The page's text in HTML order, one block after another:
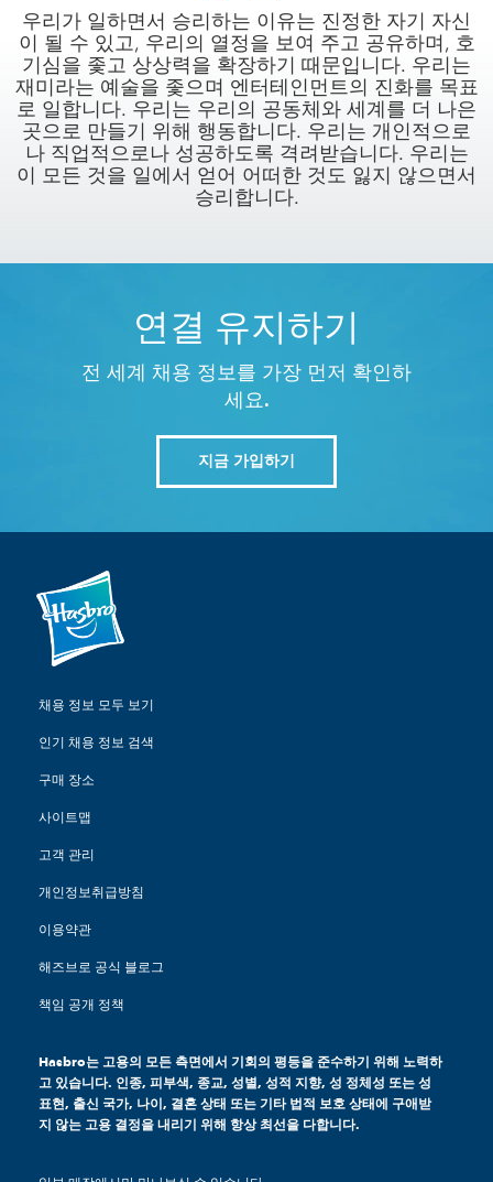
우리가 일하면서 승리하는 이유는 진정한 자기 자신
이 될 수 있고, 우리의 열정을 보여 주고 공유하며, 호
기심을 좇고 상상력을 확장하기 때문입니다. 우리는
재미라는 예술을 좇으며 엔터테인먼트의 진화를 목표
로 일합니다. 우리는 우리의 공동체와 세계를 더 나은
곳으로 만들기 위해 행동합니다. 우리는 개인적으로
나 직업적으로나 성공하도록 격려받습니다. 우리는
이 모든 것을 일에서 얻어 어떠한 것도 잃지 않으면서
승리합니다.
연결 유지하기
전 세계 채용 정보를 가장 먼저 확인하
세요.
지금 가입하기
채용 정보 모두 보기
인기 채용 정보 검색
구매 장소
사이트맵
고객 관리
개인정보취급방침
이용약관
해즈브로 공식 블로그
책임 공개 정책
Hasbro는 고용의 모든 측면에서 기회의 평등을 준수하기 위해 노력하
고 있습니다. 인종, 피부색, 종교, 성별, 성적 지향, 성 정체성 또는 성
표현, 출신 국가, 나이, 결혼 상태 또는 기타 법적 보호 상태에 구애받
지 않는 고용 결정을 내리기 위해 항상 최선을 다합니다.